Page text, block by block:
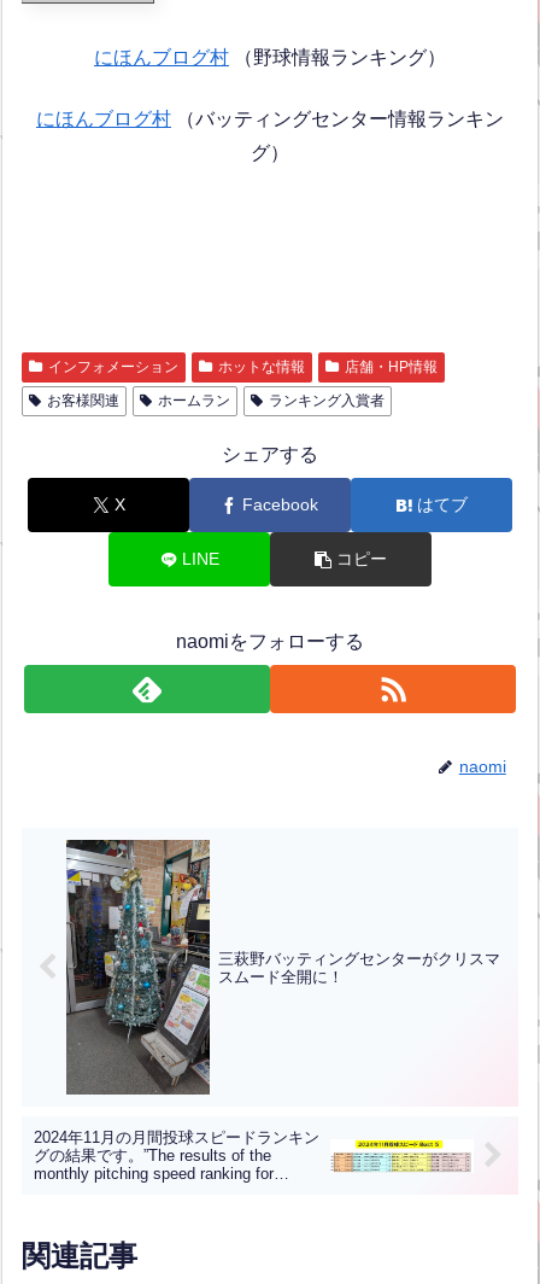
にほんブログ村 （野球情報ランキング）
にほんブログ村 （バッティングセンター情報ランキン
グ）
インフォメーション ホットな情報
店舗・HP情報
お客様関連
ホームラン ランキング入賞者
シェアする
X Facebook はてブ
LINE コピー
naomiをフォローする
naomi
三萩野バッティングセンターがクリスマ
スムード全開に！
2024年11月の月間投球スピードランキン
グの結果です。”The results of the
monthly pitching speed ranking for
関連記事